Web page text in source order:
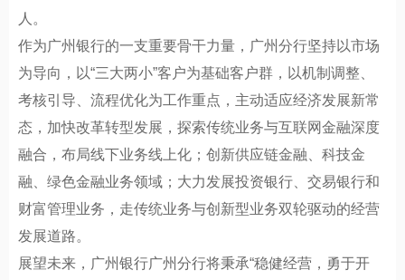
人。
作为广州银行的一支重要骨干力量，广州分行坚持以市场
为导向，以“三大两小”客户为基础客户群，以机制调整、
考核引导、流程优化为工作重点，主动适应经济发展新常
态，加快改革转型发展，探索传统业务与互联网金融深度
融合，布局线下业务线上化；创新供应链金融、科技金
融、绿色金融业务领域；大力发展投资银行、交易银行和
财富管理业务，走传统业务与创新型业务双轮驱动的经营
发展道路。
展望未来，广州银行广州分行将秉承“稳健经营，勇于开